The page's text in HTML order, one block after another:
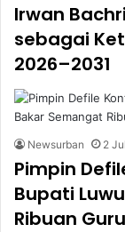
Irwan
sebagai
2026–2031
Newsurban 2
Pimpin
Bupati
Ribuan Guru